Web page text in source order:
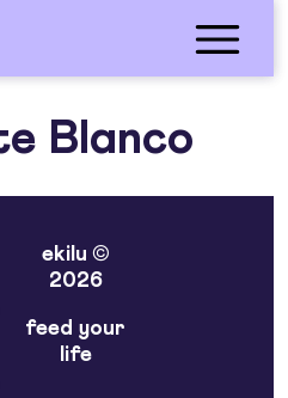
Blanco
ekilu ©
2026
feed your
life